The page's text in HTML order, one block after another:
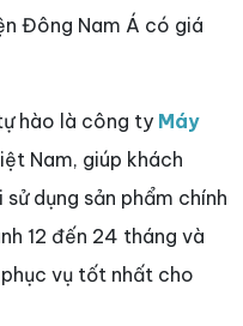
Đông Nam Á có giá
hào là công ty Máy
Nam, giúp khách
dụng sản phẩm chính
12 đến 24 tháng và
vụ tốt nhất cho